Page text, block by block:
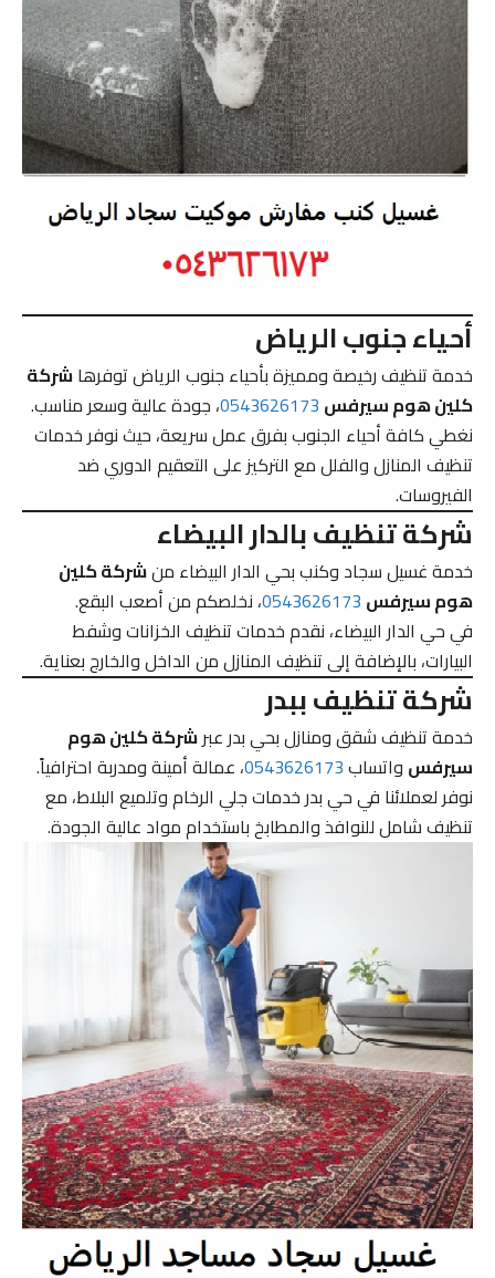
أحياء جنوب الرياض
خدمة تنظيف رخيصة ومميزة بأحياء جنوب الرياض توفرهاشركة
كلين هوم سيرفس0543626173، جودة عالية وسعر مناسب.
نغطي كافة أحياء الجنوب بفرق عمل سريعة، حيث نوفر خدمات
تنظيف المنازل والفلل مع التركيز على التعقيم الدوري ضد
الفيروسات.
شركة تنظيف بالدار البيضاء
خدمة غسيل سجاد وكنب بحي الدار البيضاء منشركة كلين
هوم سيرفس0543626173، نخلصكم من أصعب البقع.
في حي الدار البيضاء، نقدم خدمات تنظيف الخزانات وشفط
البيارات، بالإضافة إلى تنظيف المنازل من الداخل والخارج بعناية.
شركة تنظيف ببدر
خدمة تنظيف شقق ومنازل بحي بدر عبرشركة كلين هوم
سيرفسواتساب0543626173، عمالة أمينة ومدربة احترافياً.
نوفر لعملائنا في حي بدر خدمات جلي الرخام وتلميع البلاط، مع
تنظيف شامل للنوافذ والمطابخ باستخدام مواد عالية الجودة.